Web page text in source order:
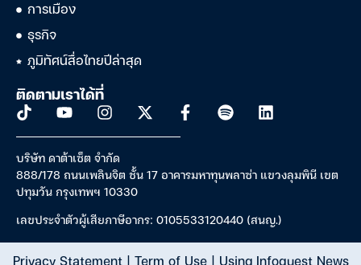
การเมือง
ธุรกิจ
ภูมิทัศน์สื่อไทยปีล่าสุด
ติดตามเราได้ที่
บริษัท ดาต้าเซ็ต จำกัด
888/178 ถนนเพลินจิต ชั้น 17 อาคารมหาทุนพลาซ่า แขวงลุมพินี เขต
ปทุมวัน กรุงเทพฯ 10330
เลขประจำตัวผู้เสียภาษีอากร: 0105533120440 (สนญ.)
Privacy Statement| Term of Use| Using Infoquest News